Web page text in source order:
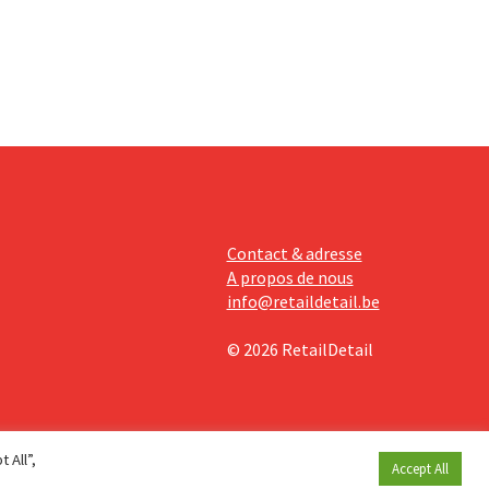
Contact & adresse
A propos de nous
info@retaildetail.be
© 2026 RetailDetail
All”,
Accept All